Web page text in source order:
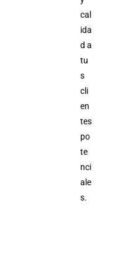
cal
ida
d a
tu
s
cli
en
tes
po
te
nci
ale
s.